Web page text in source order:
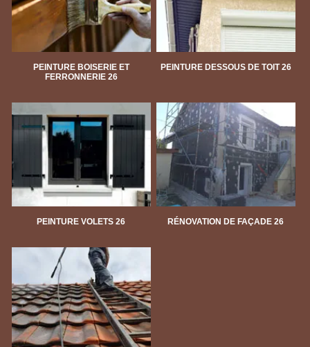
PEINTURE BOISERIE ET
FERRONNERIE 26
PEINTURE DESSOUS DE TOIT 26
PEINTURE VOLETS 26 RÉNOVATION DE FAÇADE 26